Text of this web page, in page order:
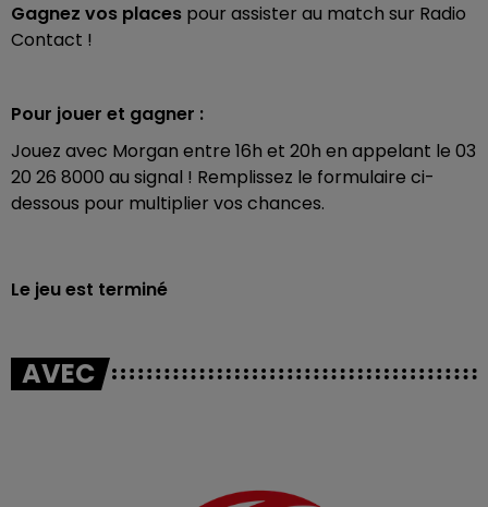
Gagnez vos places pour assister au match sur Radio
Contact !
Pour jouer et gagner :
Jouez avec Morgan entre 16h et 20h en appelant le 03
20 26 8000 au signal ! Remplissez le formulaire ci-
dessous pour multiplier vos chances.
Le jeu est terminé
AVEC